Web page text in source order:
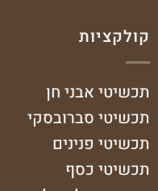
קולקציות
תכשיטי אבני חן
תכשיטי סברובסקי
תכשיטי פנינים
תכשיטי כסף